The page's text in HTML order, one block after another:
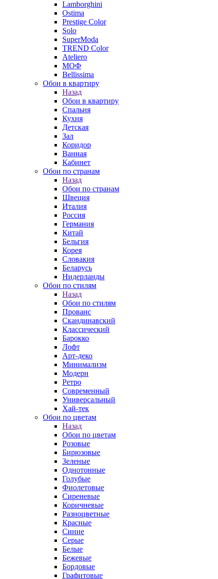
Lamborghini
Ostima
Prestige Color
Solo
SuperModa
TREND Color
Ateliero
МОФ
Bellissima
Обои в квартиру
Назад
Обои в квартиру
Спальня
Кухня
Детская
Зал
Коридор
Ванная
Кабинет
Обои по странам
Назад
Обои по странам
Швеция
Италия
Россия
Германия
Китай
Бельгия
Корея
Словакия
Беларусь
Нидерланды
Обои по стилям
Назад
Обои по стилям
Прованс
Скандинавский
Классический
Барокко
Лофт
Арт-деко
Минимализм
Модерн
Ретро
Современный
Универсальный
Хай-тек
Обои по цветам
Назад
Обои по цветам
Розовые
Бирюзовые
Зеленые
Однотонные
Голубые
Фиолетовые
Сиреневые
Коричневые
Разноцветные
Красные
Синие
Серые
Белые
Бежевые
Бордовые
Графитовые